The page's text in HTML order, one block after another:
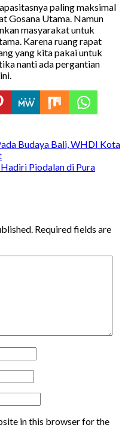
paling maksimal
Gosana Utama. Namun
masyarakat untuk
Karena ruang rapat
yang kita pakai untuk
nanti ada pergantian
Budaya Bali, WHDI Kota
Piodalan di Pura
Required fields are
in this browser for the